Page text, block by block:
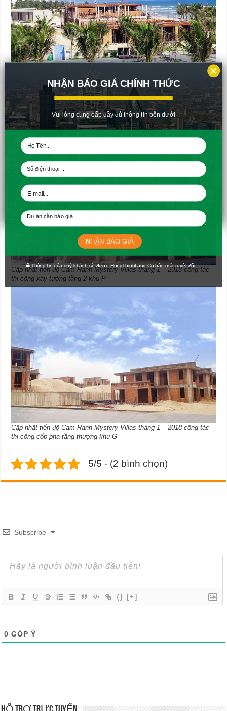
Cập nhật tiến độ Cam Ranh Mystery Villas tháng 1 – 2018 công tác
thi công cốp pha, cốt thép tầng thượng khu O
Cập nhật tiến độ Cam Ranh Mystery Villas tháng 1 – 2018 công tác
thi công xây tường tầng 2 khu P
Cập nhật tiến độ Cam Ranh Mystery Villas tháng 1 – 2018 công tác
thi công cốp pha tầng thượng khu G
5/5 - (2 bình chọn)
Subscribe
{} [+]
0 GÓP Ý
NHẬN BÁO GIÁ CHÍNH THỨC
Vui lòng cung cấp đầy đủ thông tin bên dưới
Thông tin của quý khách sẽ được HungThinhLand.Co bảo mật tuyệt đối.
NHẬN BÁO GIÁ
×